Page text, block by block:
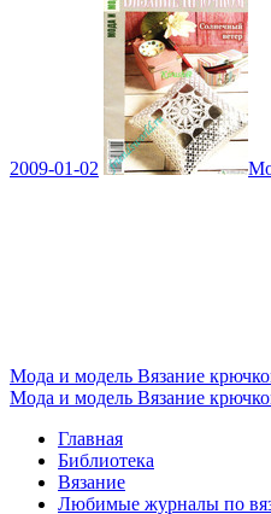
2009-01-02
Мода и модель Вязание
Мода и модель Вязание
Главная
Библиотека
Вязание
Любимые журналы по